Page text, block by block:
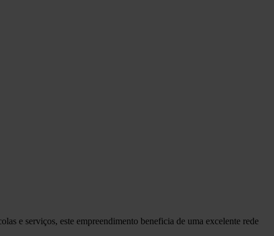
e serviços, este empreendimento beneficia de uma excelente rede